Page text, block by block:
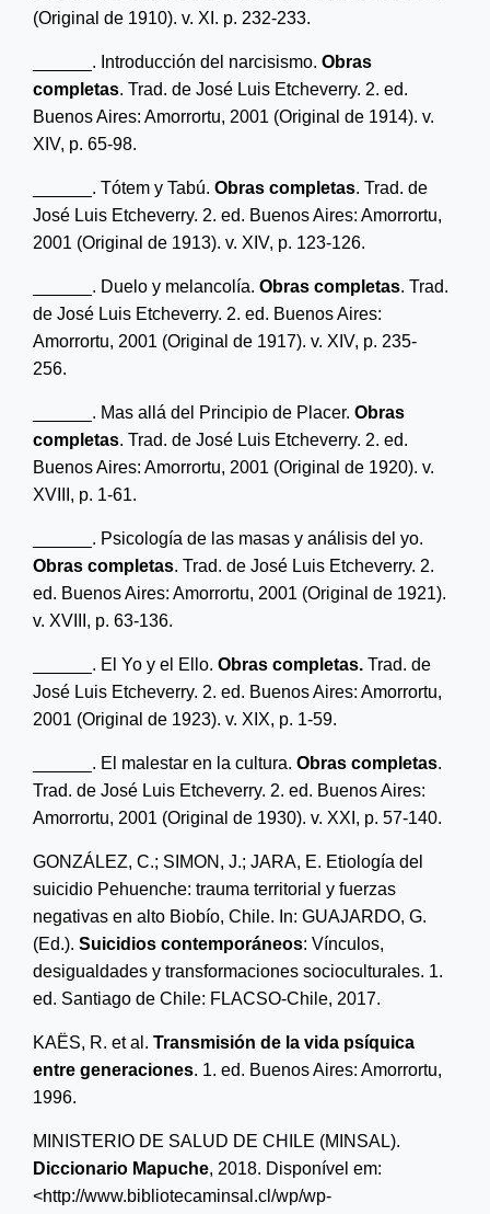
(Original de 1910). v. XI. p. 232-233.
. Introducción del narcisismo. Obras
completas. Trad. de José Luis Etcheverry. 2. ed.
Buenos Aires: Amorrortu, 2001 (Original de 1914). v.
XIV, p. 65-98.
. Tótem y Tabú. Obras completas. Trad. de
José Luis Etcheverry. 2. ed. Buenos Aires: Amorrortu,
2001 (Original de 1913). v. XIV, p. 123-126.
. Duelo y melancolía. Obras completas. Trad.
de José Luis Etcheverry. 2. ed. Buenos Aires:
Amorrortu, 2001 (Original de 1917). v. XIV, p. 235-
256.
. Mas allá del Principio de Placer. Obras
completas. Trad. de José Luis Etcheverry. 2. ed.
Buenos Aires: Amorrortu, 2001 (Original de 1920). v.
XVIII, p. 1-61.
. Psicología de las masas y análisis del yo.
Obras completas. Trad. de José Luis Etcheverry. 2.
ed. Buenos Aires: Amorrortu, 2001 (Original de 1921).
v. XVIII, p. 63-136.
. El Yo y el Ello. Obras completas. Trad. de
José Luis Etcheverry. 2. ed. Buenos Aires: Amorrortu,
2001 (Original de 1923). v. XIX, p. 1-59.
. El malestar en la cultura. Obras completas.
Trad. de José Luis Etcheverry. 2. ed. Buenos Aires:
Amorrortu, 2001 (Original de 1930). v. XXI, p. 57-140.
GONZÁLEZ, C.; S IMON , J.; JARA, E. Etiología del
suicidio Pehuenche: trauma territorial y fuerzas
negativas en alto Biobío, Chile. n: GUAJARDO, G.
(Ed.). Suicidios contemporáneos: Vínculos,
desigualdades y transformaciones socioculturales. 1.
ed. Santiago de Chile: FLACSO-Chile, 2017.
KAËS, R. et al. Transmisión de la vida psíquica
entre generaciones. 1. ed. Buenos Aires: Amorrortu,
1996.
MINISTERIO DE SALUD DE CHILE (MINSAL).
Diccionario Mapuche, 2018. Disponível em:
<http://www.bibliotecaminsal.cl/wp/wp-